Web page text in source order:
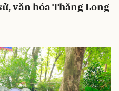
văn hóa Thăng Long